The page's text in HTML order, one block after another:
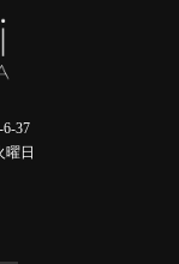
37
曜日